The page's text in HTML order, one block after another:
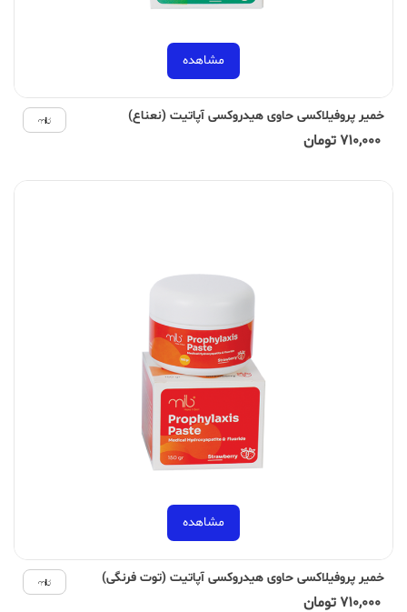
مشاهده
خمیر پروفیلاکسی حاوی هیدروکسی آپاتیت (نعناع)
مشاهده
خمیر پروفیلاکسی حاوی هیدروکسی آپاتیت (توت فرنگی)